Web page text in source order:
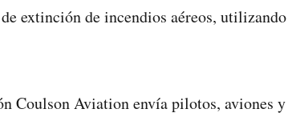
extinción de incendios aéreos,
Coulson Aviation envía pilotos,